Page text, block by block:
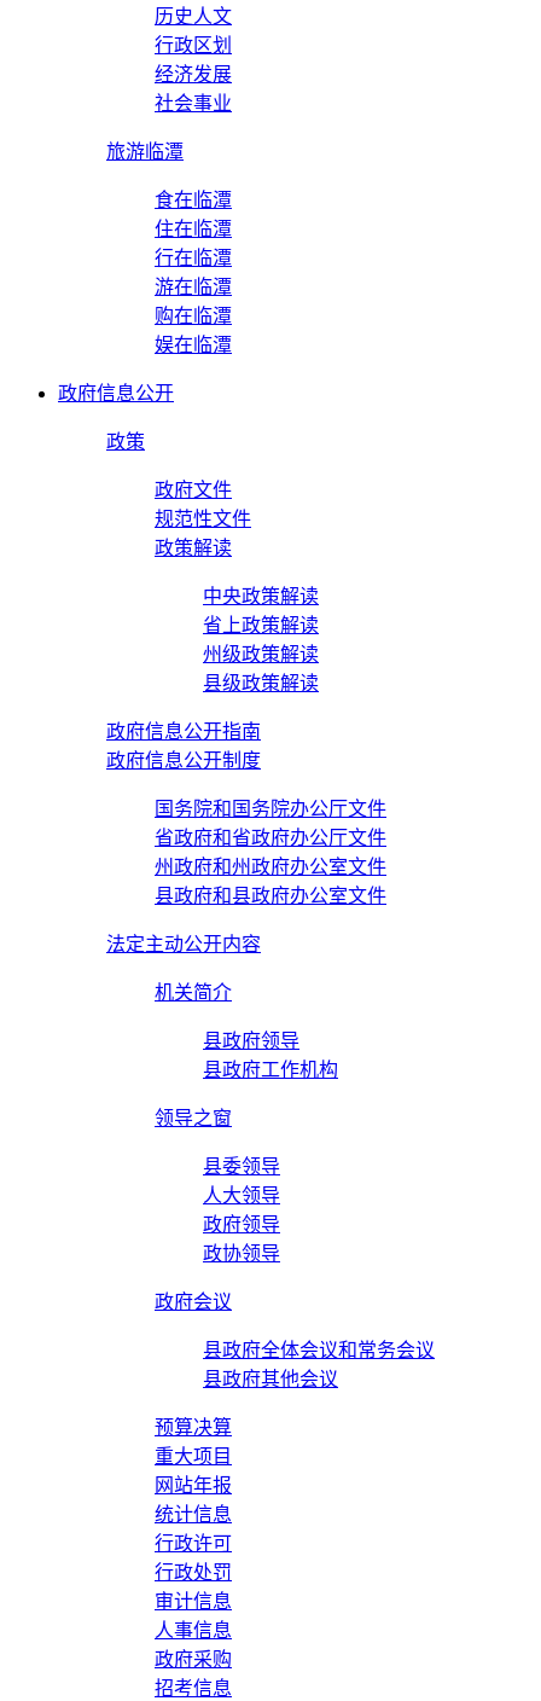
历史人文
行政区划
经济发展
社会事业
旅游临潭
食在临潭
住在临潭
行在临潭
游在临潭
购在临潭
娱在临潭
政府信息公开
政策
政府文件
规范性文件
政策解读
中央政策解读
省上政策解读
州级政策解读
县级政策解读
政府信息公开指南
政府信息公开制度
国务院和国务院办公厅文件
省政府和省政府办公厅文件
州政府和州政府办公室文件
县政府和县政府办公室文件
法定主动公开内容
机关简介
县政府领导
县政府工作机构
领导之窗
县委领导
人大领导
政府领导
政协领导
政府会议
县政府全体会议和常务会议
县政府其他会议
预算决算
重大项目
网站年报
统计信息
行政许可
行政处罚
审计信息
人事信息
政府采购
招考信息